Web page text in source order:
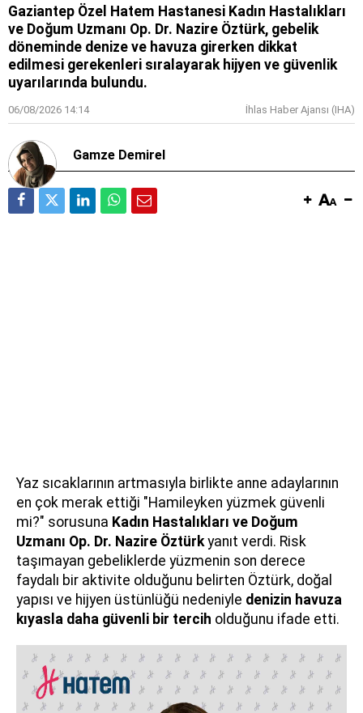
Gaziantep Özel Hatem Hastanesi Kadın Hastalıkları
ve Doğum Uzmanı Op. Dr. Nazire Öztürk, gebelik
döneminde denize ve havuza girerken dikkat
edilmesi gerekenleri sıralayarak hijyen ve güvenlik
uyarılarında bulundu.
06/08/2026 14:14 İhlas Haber Ajansı (IHA)
Gamze Demirel
Yaz sıcaklarının artmasıyla birlikte anne adaylarının
en çok merak ettiği "Hamileyken yüzmek güvenli
mi?" sorusuna Kadın Hastalıkları ve Doğum
Uzmanı Op. Dr. Nazire Öztürk yanıt verdi. Risk
taşımayan gebeliklerde yüzmenin son derece
faydalı bir aktivite olduğunu belirten Öztürk, doğal
yapısı ve hijyen üstünlüğü nedeniyle denizin havuza
kıyasla daha güvenli bir tercih olduğunu ifade etti.